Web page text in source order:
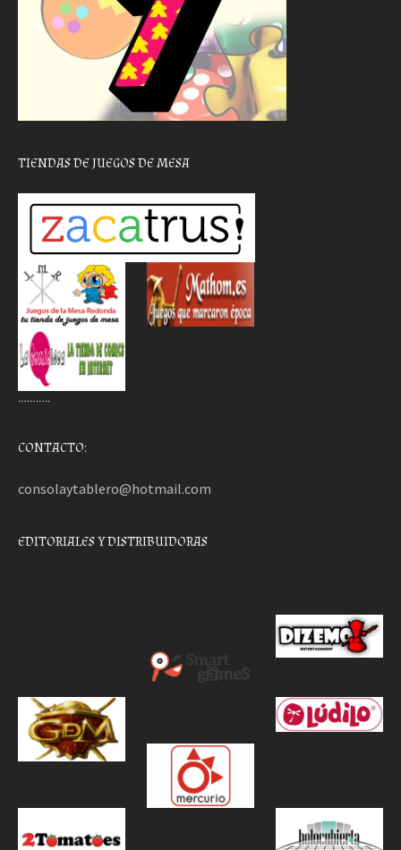
TIENDAS DE JUEGOS DE MESA
………..
CONTACTO:
consolaytablero@hotmail.com
EDITORIALES Y DISTRIBUIDORAS